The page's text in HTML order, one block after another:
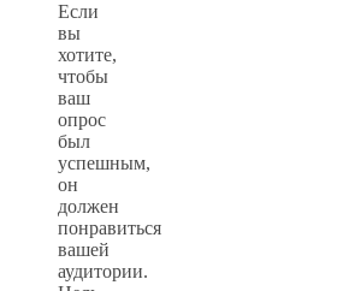
Если
вы
хотите,
чтобы
ваш
опрос
был
успешным,
он
должен
понравиться
вашей
аудитории.